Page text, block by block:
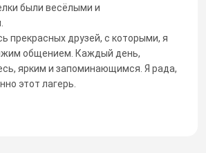
были весёлыми и
прекрасных друзей, с которыми, я
общением. Каждый день,
ярким и запоминающимся. Я рада,
этот лагерь.